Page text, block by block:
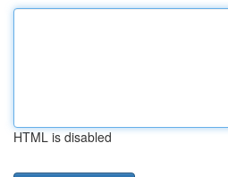
HTML is disabled